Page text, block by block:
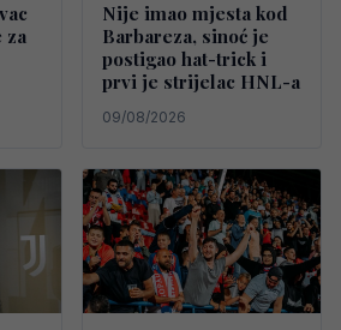
za
Nije imao mjesta kod
Barbareza, sinoć je
postigao hat-trick i
prvi je strijelac HNL-a
09/08/2026